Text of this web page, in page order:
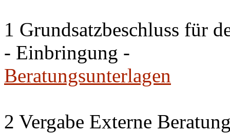
1 Grundsatzbeschluss für
- Einbringung -
Beratungsunterlagen
2 Vergabe Externe